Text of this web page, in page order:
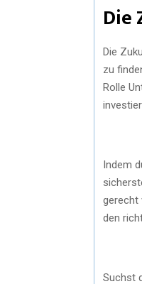
Die
Die
zu
Rolle
Indem
gerecht
den
Suchst